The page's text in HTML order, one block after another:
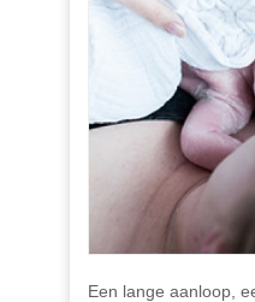
Een lange aanloop,